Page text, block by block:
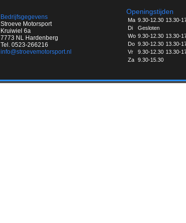
Bedrijfsgegevens
Stroeve Motorsport
Kruiwiel 6a
7773 NL Hardenberg
Tel. 0523-266216
info@stroevemotorsport.nl
Openingstijden
Ma 9.30-12.30 13.30-
Di
Gesloten
Wo 9.30-12.30 13.30-
Do 9.30-12.30 13.30-
Vr
9.30-12.30 13.30-
Za
9.30-15.30